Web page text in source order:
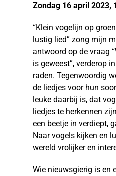
Zondag 16 april 2023,
“Klein vogelijn op
lustig lied” zong mijn
antwoord op de vraag
is geweest”, verderop
raden. Tegenwoordig
de liedjes voor hun
leuke daarbij is, dat
liedjes te herkennen
een beetje in verdiept,
Naar vogels kijken en
wereld vrolijker en
Wie nieuwsgierig is en